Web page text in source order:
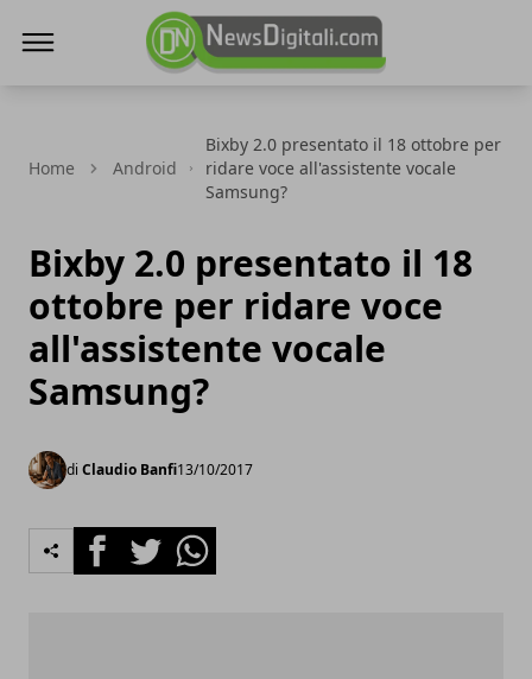
Home Android
Bixby 2.0 presentato il 18 ottobre per
ridare voce all'assistente vocale
Samsung?
Bixby 2.0 presentato il 18
ottobre per ridare voce
all'assistente vocale
Samsung?
di Claudio Banfi13/10/2017
FacebookTwitterWhatsapp